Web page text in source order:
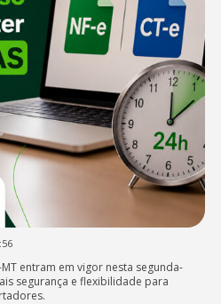
MT entram em vigor nesta segunda-
segurança e flexibilidade para